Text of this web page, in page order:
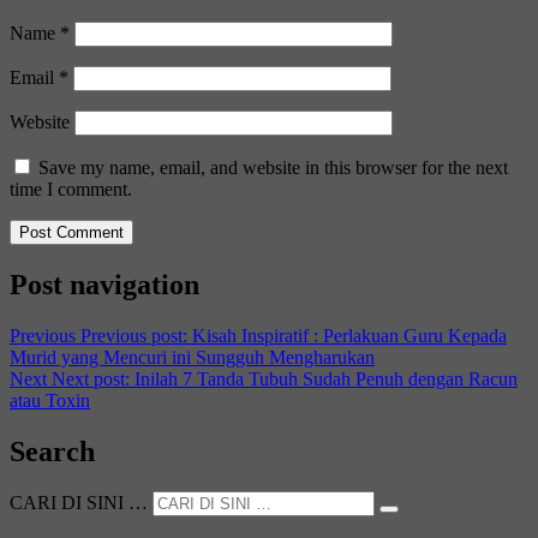
Name *
Email *
Website
Save my name, email, and website in this browser for the next
time I comment.
Post navigation
Previous Previous post: Kisah Inspiratif : Perlakuan Guru Kepada
Murid yang Mencuri ini Sungguh Mengharukan
Next Next post: Inilah 7 Tanda Tubuh Sudah Penuh dengan Racun
atau Toxin
Search
CARI DI SINI …